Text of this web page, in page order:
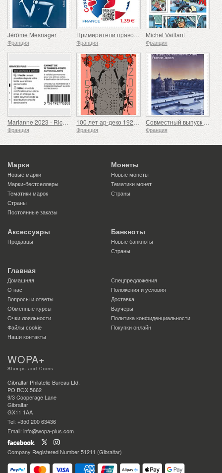
Jérôme Mesnager
Франция
Примирители правосудия
Франция
Michel Vaillant
Франция
Marianne 2023 - Riches Heures
Франция
100 лет ар-деко 1925-2025
Франция
Совместный выпуск Франции и Японии
Франция
Марки
Новые марки
Марки-бестселлеры
Тематики марок
Страны
Постоянные заказы
Монеты
Новые монеты
Тематики монет
Страны
Аксессуары
Продавцы
Банкноты
Новые банкноты
Страны
Главная
Домашняя
Спецпредложения
О нас
Положения и условия
Вопросы и ответы
Доставка
Обменные курсы
Ваучеры
Очки лояльности
Политика конфиденциальности
Файлы сookie
Покупки онлайн
Наши контакты
WOPA+
Stamps and Coins
Gibraltar Philatelic Bureau Ltd.
PO BOX 5662
9/3 Cooperage Lane
Gibraltar
GX11 1AA
Tel: +350 200 63436
Email: info@wopa-plus.com
Company Registered Number 51211 (Gibraltar)